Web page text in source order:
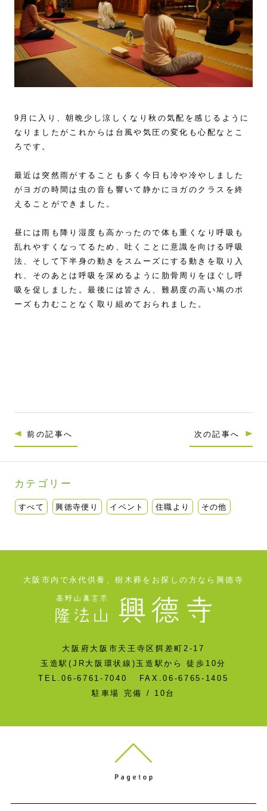
9月に入り、朝晩少し涼しくなり秋の気配を感じるように
なりましたがこれからは台風や気圧の変化も心配なとこ
ろです。
最近は突然雨がすることも多く今日も冷や冷やしました
がヨガの時間は虫の音も響いて静かにヨガのクラスを終
えることができました。
昼には雨も降り湿度も高かったので体も重くなり呼吸も
乱れやすくなってるため、吐くことに意識を向ける呼吸
法、そして下半身の動きをスムーズにする動きを取り入
れ、そのあとは呼吸を深めるように肋骨周りをほぐし呼
吸を促しました。最後には皆さん、難易度の高い鳩のポ
ーズも力むことなく取り組めておられました。
前の記事へ 次の記事へ
カテゴリー
すべて 興徳寺便り イベント 住職より その他
大阪市内で永代供養、樹木葬をお探しの方なら興德寺
大阪府大阪市天王寺区餌差町2-17
玉造駅(JR大阪環状線)玉造駅から 徒歩10分
TEL.06-6761-7040 FAX.06-6765-1405
駐車場 完備 / 10台